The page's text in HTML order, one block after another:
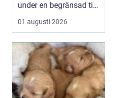
under en begränsad tid,
oftast 20 år. Rätt ...
01 augusti 2026